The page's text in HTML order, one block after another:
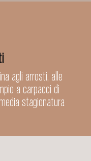
agli arrosti, alle
a carpacci di
stagionatura